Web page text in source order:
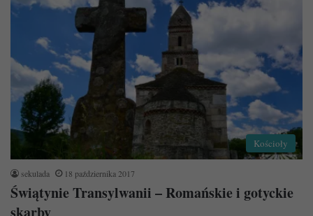
Kościoły
sekulada 18 października 2017
Świątynie Transylwanii – Romańskie i gotyckie